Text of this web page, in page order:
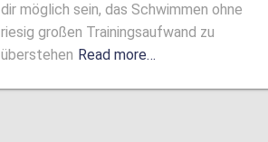
dir möglich sein, das Schwimmen ohne
riesig großen Trainingsaufwand zu
überstehen Read more…